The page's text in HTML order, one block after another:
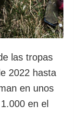
las tropas
2022 hasta
en unos
en el